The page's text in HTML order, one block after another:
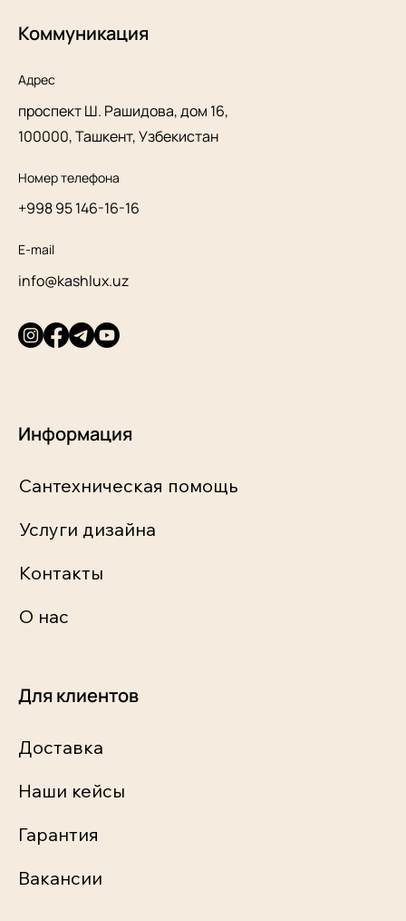
Коммуникация
Адрес
проспект Ш. Рашидова, дом 16,
100000, Ташкент, Узбекистан
Номер телефона
+998 95 146-16-16
E-mail
info@kashlux.uz
Информация
Сантехническая помощь
Услуги дизайна
Контакты
О нас
Для клиентов
Доставка
Наши кейсы
Гарантия
Вакансии